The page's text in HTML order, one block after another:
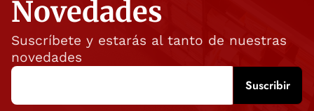
Novedades
Suscríbete y estarás al tanto de nuestras
novedades